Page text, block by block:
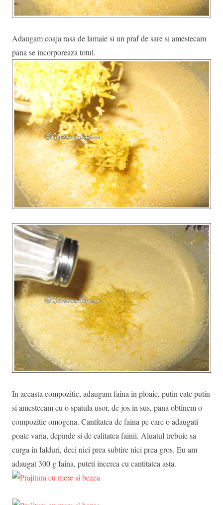
Adaugam coaja rasa de lamaie si un praf de sare si amestecam
pana se incorporeaza totul.
In aceasta compozitie, adaugam faina in ploaie, putin cate putin
si amestecam cu o spatula usor, de jos in sus, pana obtinem o
compozitie omogena. Cantitatea de faina pe care o adaugati
poate varia, depinde si de calitatea fainii. Aluatul trebuie sa
curga in falduri, deci nici prea subtire nici prea gros. Eu am
adaugat 300 g faina, puteti incerca cu cantitatea asta.